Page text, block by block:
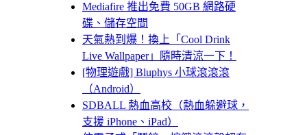
Mediafire 推出免費 50GB 網路硬
碟、儲存空間
天氣熱到爆！換上「Cool Drink
Live Wallpaper」隨時清涼一下！
[物理遊戲] Bluphys 小球滾滾滾
（Android）
SDBALL 熱血高校（熱血躲避球，
支援 iPhone、iPad）